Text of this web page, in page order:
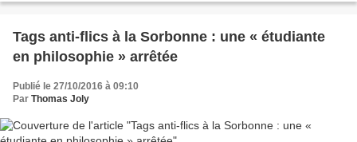
Tags anti-flics à la Sorbonne : une « étudiante
en philosophie » arrêtée
Publié le 27/10/2016 à 09:10
Par Thomas Joly